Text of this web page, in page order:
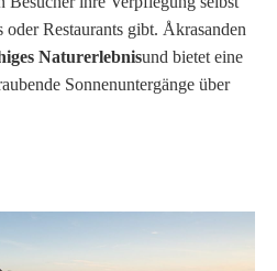
Restaurants gibt. Åkrasanden
Naturerlebnisund bietet eine
Sonnenuntergänge über